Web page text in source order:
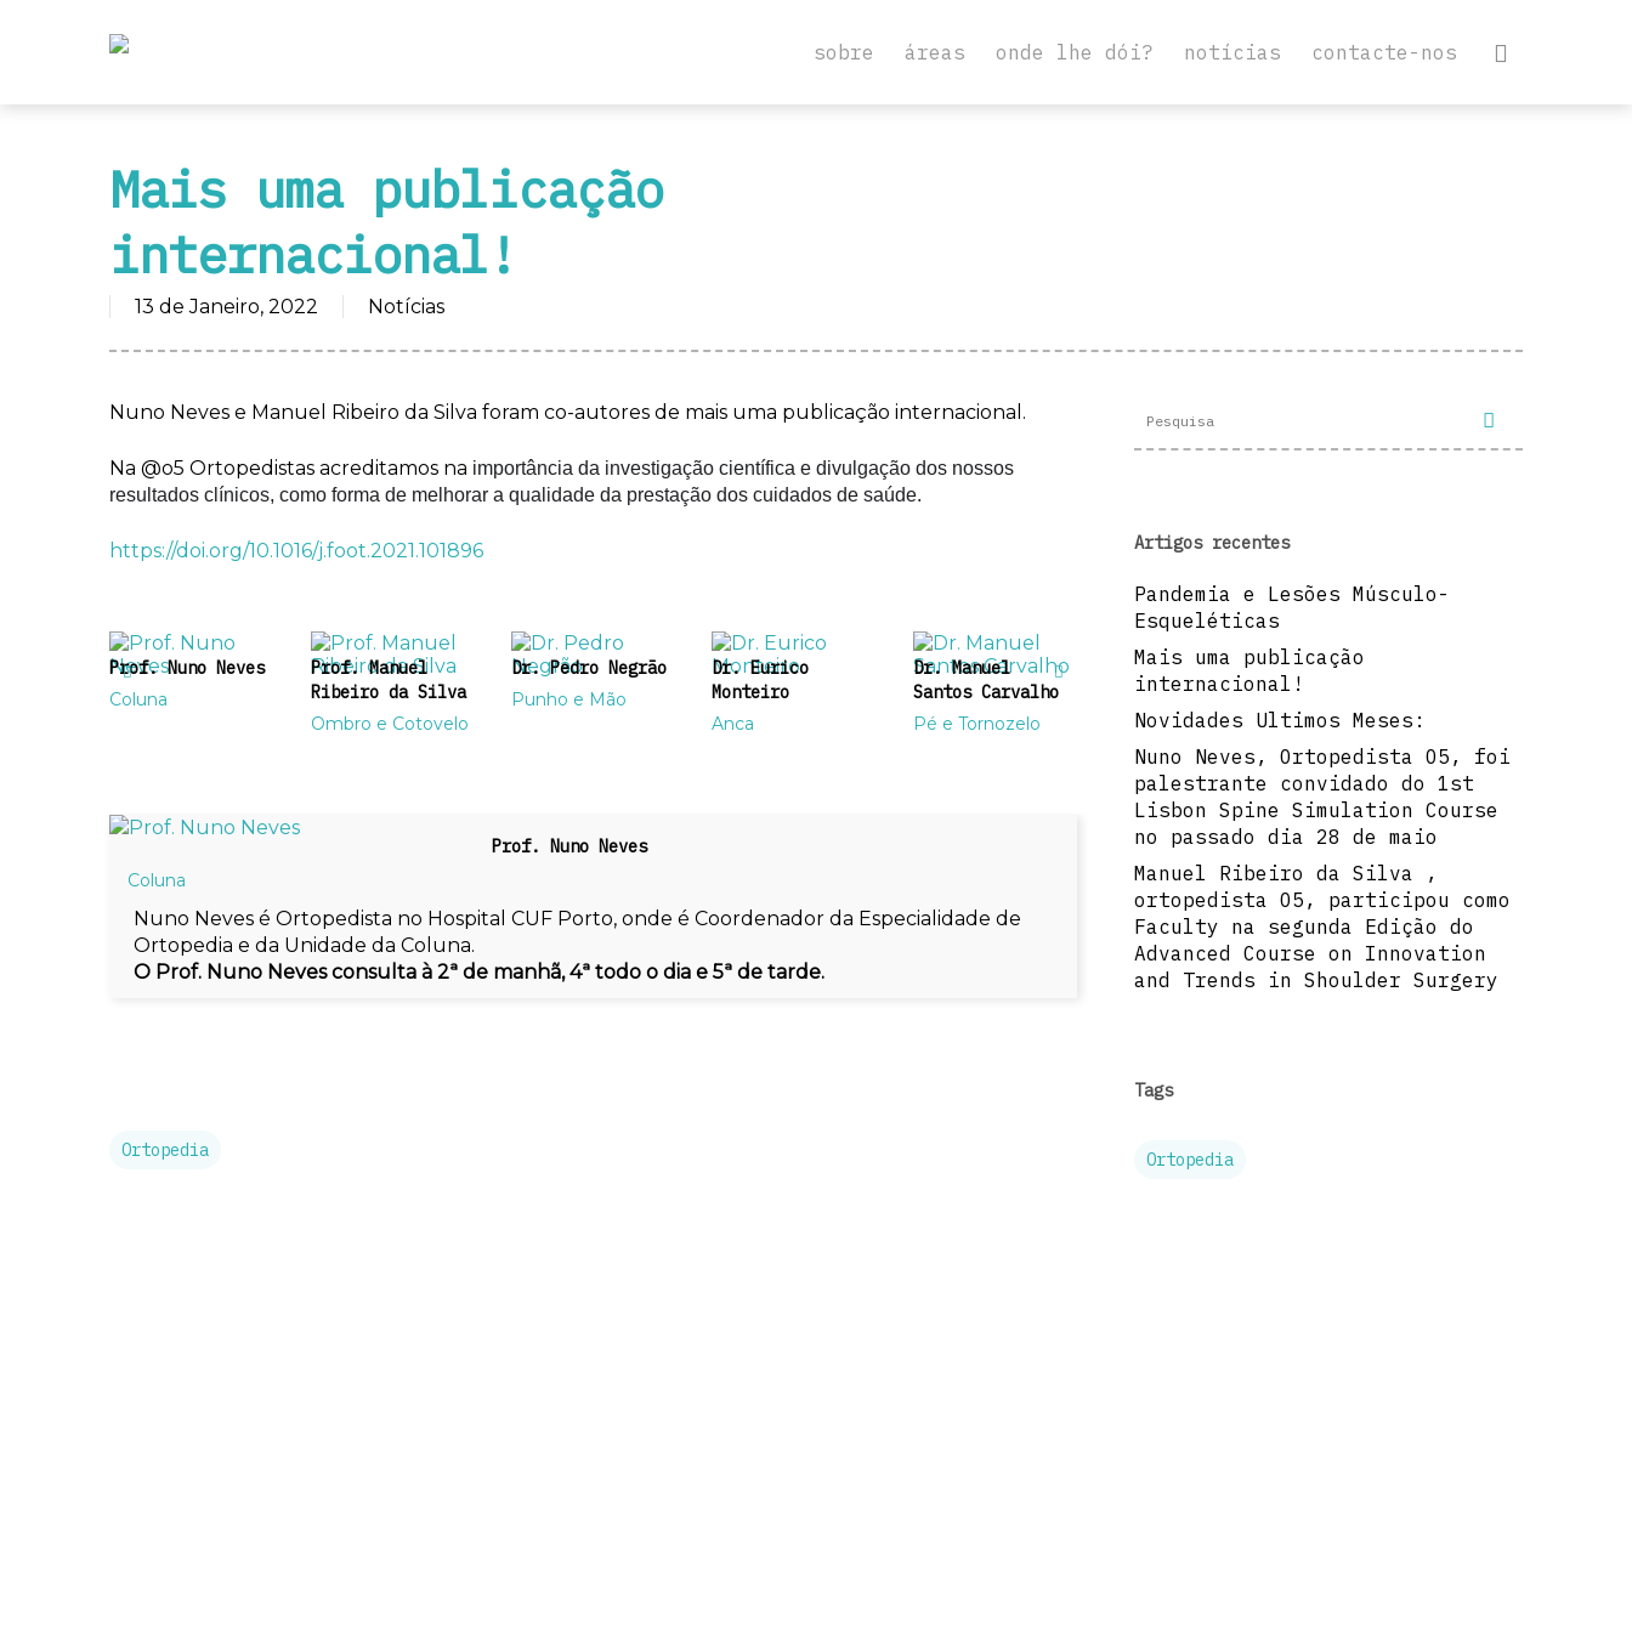
sobre áreas onde lhe dói? notícias contacte-nos
Mais uma publicação
internacional!
13 de Janeiro, 2022 Notícias
Nuno Neves e Manuel Ribeiro da Silva foram co-autores de mais uma publicação internacional.
Na @o5 Ortopedistas acreditamos na importância da investigação científica e divulgação dos nossos
resultados clínicos, como forma de melhorar a qualidade da prestação dos cuidados de saúde.
https://doi.org/10.1016/j.foot.2021.101896
Prof. Nuno Neves
Coluna
Prof. Manuel
Ribeiro da Silva
Ombro e Cotovelo
Dr. Pedro Negrão
Punho e Mão
Dr. Eurico
Monteiro
Anca
Dr. Manuel
Santos Carvalho
Pé e Tornozelo
Prof. Nuno Neves
Coluna
Nuno Neves é Ortopedista no Hospital CUF Porto, onde é Coordenador da Especialidade de
Ortopedia e da Unidade da Coluna.
O Prof. Nuno Neves consulta à 2ª de manhã, 4ª todo o dia e 5ª de tarde.
Ortopedia
Artigos recentes
Pandemia e Lesões Músculo-
Esqueléticas
Mais uma publicação
internacional!
Novidades Ultimos Meses:
Nuno Neves, Ortopedista O5, foi
palestrante convidado do 1st
Lisbon Spine Simulation Course
no passado dia 28 de maio
Manuel Ribeiro da Silva ,
ortopedista O5, participou como
Faculty na segunda Edição do
Advanced Course on Innovation
and Trends in Shoulder Surgery
Tags
Ortopedia